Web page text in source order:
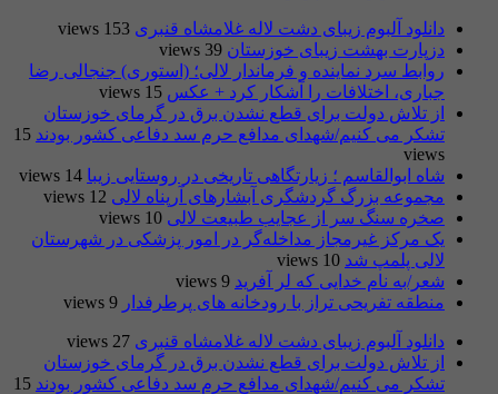
دانلود آلبوم زیبای دشت لاله غلامشاه قنبری 153 views
دزپارت بهشت زیبای خوزستان 39 views
روابط سرد نماینده و فرماندار لالی؛ (استوری) جنجالی رضا
جباری، اختلافات را آشکار کرد + عکس 15 views
از تلاش دولت برای قطع نشدن برق در گرمای خوزستان
تشکر می کنیم/شهدای مدافع حرم سد دفاعی کشور بودند 15
views
شاه ابوالقاسم ؛ زیارتگاهی تاریخی در روستایی زیبا 14 views
مجموعه بزرگ گردشگری آبشارهای آرپناه لالی 12 views
صخره سنگ سر از عجایب طبیعت لالی 10 views
یک مرکز غیرمجاز مداخله‌گر در امور پزشکی در شهرستان
لالی پلمپ شد 10 views
شعر/به نام خدایی که لر آفرید 9 views
منطقه تفریحی تراز با رودخانه های پرطرفدار 9 views
دانلود آلبوم زیبای دشت لاله غلامشاه قنبری 27 views
از تلاش دولت برای قطع نشدن برق در گرمای خوزستان
تشکر می کنیم/شهدای مدافع حرم سد دفاعی کشور بودند 15